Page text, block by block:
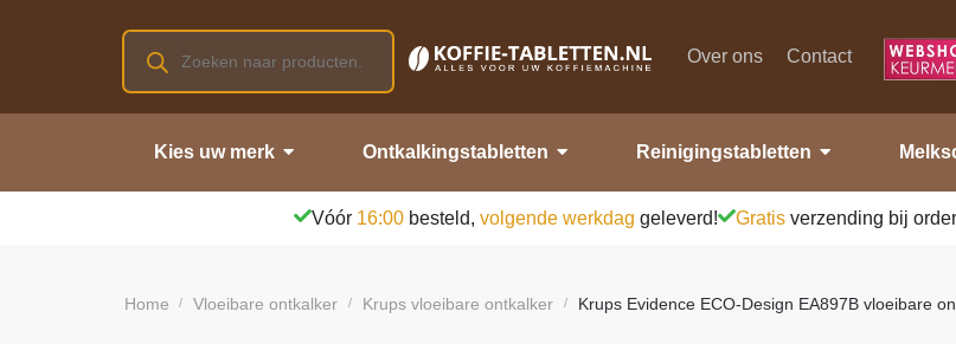
Over ons Contact
Kies uw merk Ontkalkingstabletten Reinigingstabletten
Vóór 16:00 besteld, volgende werkdag geleverd! Gratis verzending bij
Home / Vloeibare ontkalker / Krups vloeibare ontkalker / Krups Evidence ECO-Design EA897B vloeibare